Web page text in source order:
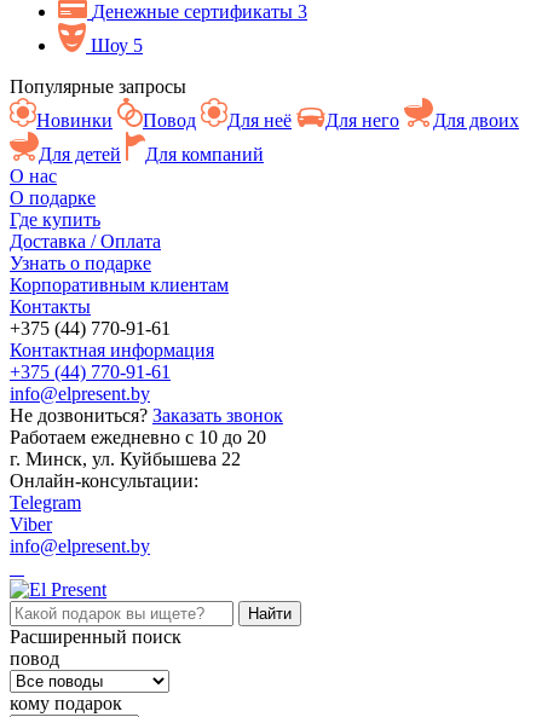
Денежные сертификаты 3
Шоу 5
Популярные запросы
Новинки
Повод Для неё Для него
Для двоих
Для детей
Для компаний
О нас
О подарке
Где купить
Доставка / Оплата
Узнать о подарке
Корпоративным клиентам
Контакты
+375 (44) 770-91-61
Контактная информация
+375 (44) 770-91-61
info@elpresent.by
Не дозвониться? Заказать звонок
Работаем ежедневно c 10 до 20
г. Минск, ул. Куйбышева 22
Онлайн-консультации:
Telegram
Viber
info@elpresent.by
Расширенный поиск
повод
кому подарок